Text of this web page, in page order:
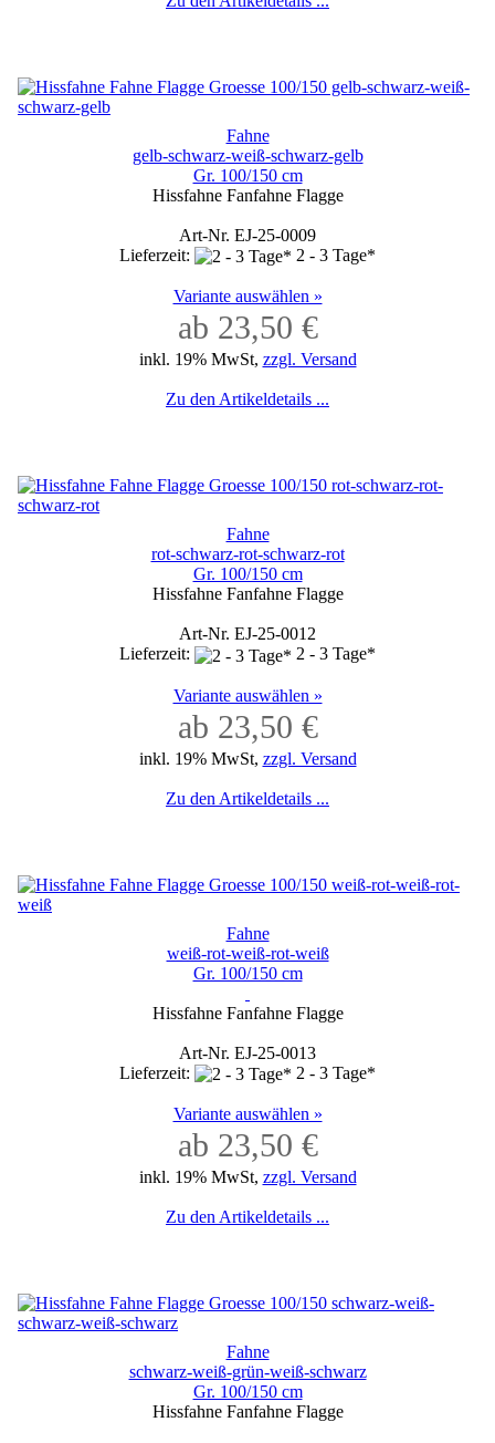
Fahne
gelb-schwarz-weiß-schwarz-gelb
Gr. 100/150 cm
Hissfahne Fanfahne Flagge
Art-Nr. EJ-25-0009
Lieferzeit:
2 - 3 Tage*
Variante auswählen »
ab 23,50 €
inkl. 19% MwSt, zzgl. Versand
Zu den Artikeldetails ...
Fahne
rot-schwarz-rot-schwarz-rot
Gr. 100/150 cm
Hissfahne Fanfahne Flagge
Art-Nr. EJ-25-0012
Lieferzeit:
2 - 3 Tage*
Variante auswählen »
ab 23,50 €
inkl. 19% MwSt, zzgl. Versand
Zu den Artikeldetails ...
Fahne
weiß-rot-weiß-rot-weiß
Gr. 100/150 cm
Hissfahne Fanfahne Flagge
Art-Nr. EJ-25-0013
Lieferzeit:
2 - 3 Tage*
Variante auswählen »
ab 23,50 €
inkl. 19% MwSt, zzgl. Versand
Zu den Artikeldetails ...
Fahne
schwarz-weiß-grün-weiß-schwarz
Gr. 100/150 cm
Hissfahne Fanfahne Flagge